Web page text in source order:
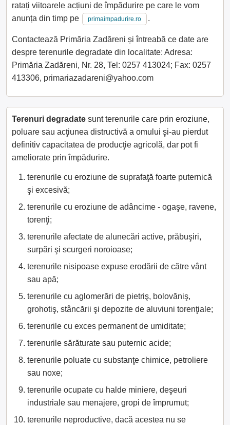
ratați viitoarele acțiuni de împădurire pe care le vom
anunța din timp pe
primaimpadurire.ro .
Contactează Primăria Zadăreni și întreabă ce date are
despre terenurile degradate din localitate: Adresa:
Primăria Zadăreni, Nr. 28, Tel: 0257 413024; Fax: 0257
413306, primariazadareni@yahoo.com
Terenuri degradate sunt terenurile care prin eroziune,
poluare sau acţiunea distructivă a omului şi-au pierdut
definitiv capacitatea de producţie agricolă, dar pot fi
ameliorate prin împădurire.
terenurile cu eroziune de suprafaţă foarte puternică
şi excesivă;
terenurile cu eroziune de adâncime - ogaşe, ravene,
torenţi;
terenurile afectate de alunecări active, prăbuşiri,
surpări şi scurgeri noroioase;
terenurile nisipoase expuse erodării de către vânt
sau apă;
terenurile cu aglomerări de pietriş, bolovăniş,
grohotiş, stâncării şi depozite de aluviuni torenţiale;
terenurile cu exces permanent de umiditate;
terenurile sărăturate sau puternic acide;
terenurile poluate cu substanţe chimice, petroliere
sau noxe;
terenurile ocupate cu halde miniere, deşeuri
industriale sau menajere, gropi de împrumut;
terenurile neproductive, dacă acestea nu se